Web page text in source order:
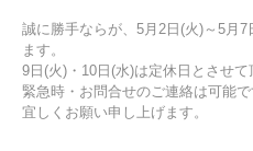
誠に勝手ならが、5月2日(火)～5月
ます。
9日(火)・10日(水)は定休日とさせて
緊急時・お問合せのご連絡は可能で
宜しくお願い申し上げます。